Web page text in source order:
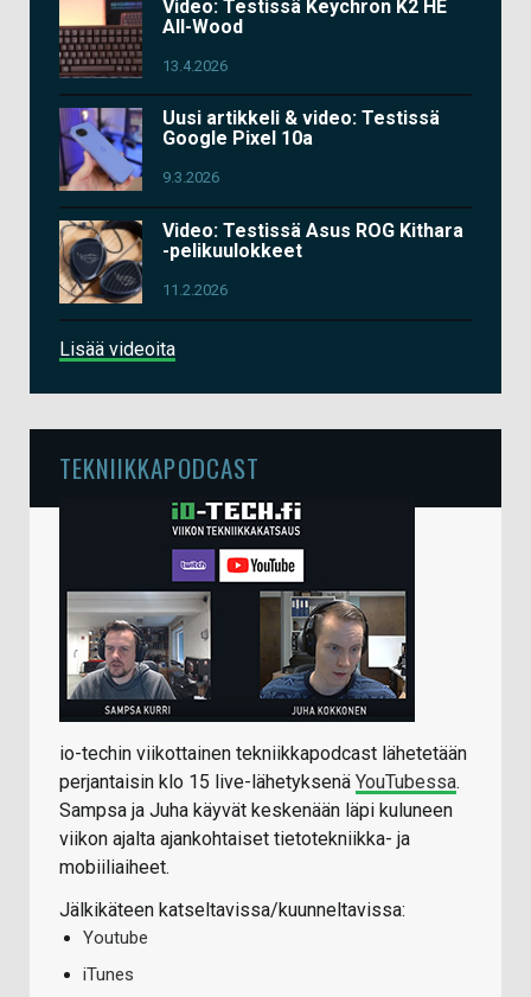
Video: Testissä Keychron K2 HE
All-Wood
13.4.2026
Uusi artikkeli & video: Testissä
Google Pixel 10a
9.3.2026
Video: Testissä Asus ROG Kithara
-pelikuulokkeet
11.2.2026
Lisää videoita
TEKNIIKKAPODCAST
io-techin viikottainen tekniikkapodcast lähetetään
perjantaisin klo 15 live-lähetyksenä YouTubessa.
Sampsa ja Juha käyvät keskenään läpi kuluneen
viikon ajalta ajankohtaiset tietotekniikka- ja
mobiiliaiheet.
Jälkikäteen katseltavissa/kuunneltavissa:
Youtube
iTunes